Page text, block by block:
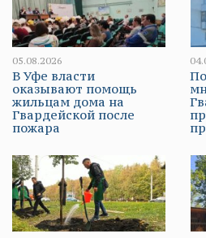
05.08.2026
В Уфе власти
оказывают помощь
жильцам дома на
Гвардейской после
пожара